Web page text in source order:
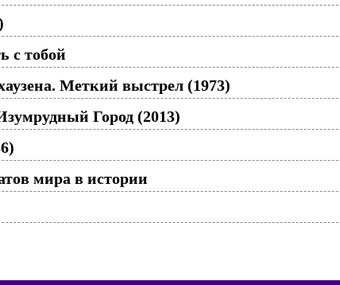
с тобой
Меткий выстрел (1973)
Город (2013)
мира в истории